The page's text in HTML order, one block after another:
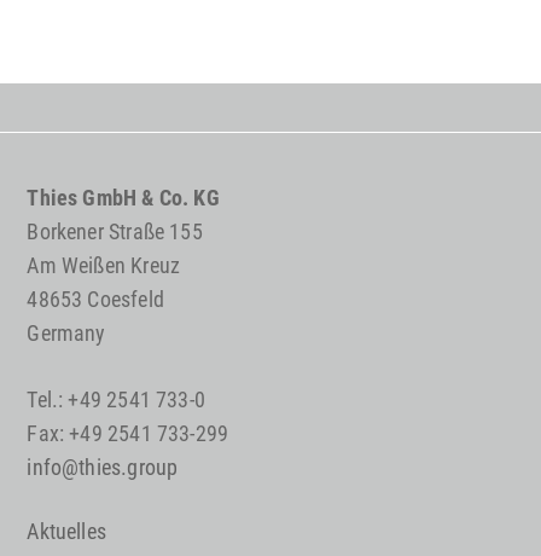
Thies GmbH & Co. KG
Borkener Straße 155
Am Weißen Kreuz
48653 Coesfeld
Germany
Tel.: +49 2541 733-0
Fax: +49 2541 733-299
info@thies.group
Aktuelles